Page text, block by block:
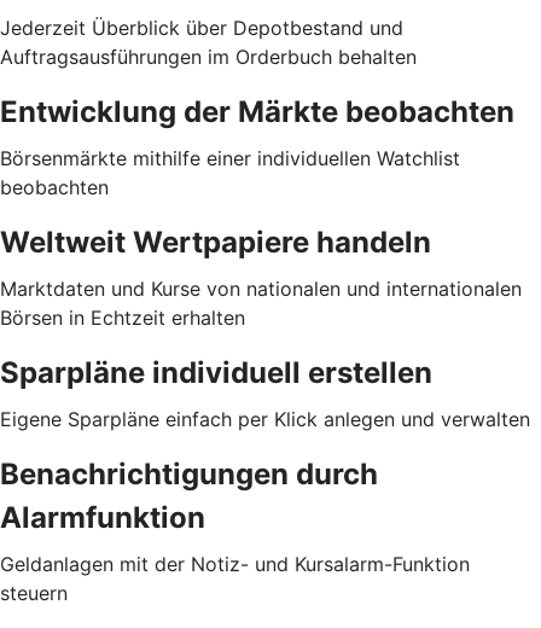
Jederzeit Überblick über Depotbestand und
Auftragsausführungen im Orderbuch behalten
Entwicklung der Märkte beobachten
Börsenmärkte mithilfe einer individuellen Watchlist
beobachten
Weltweit Wertpapiere handeln
Marktdaten und Kurse von nationalen und internationalen
Börsen in Echtzeit erhalten
Sparpläne individuell erstellen
Eigene Sparpläne einfach per Klick anlegen und verwalten
Benachrichtigungen durch
Alarmfunktion
Geldanlagen mit der Notiz- und Kursalarm-Funktion
steuern